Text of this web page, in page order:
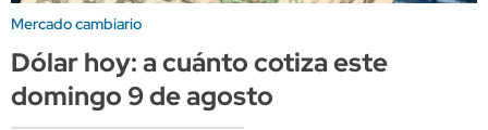
Mercado cambiario
Dólar hoy: a cuánto cotiza este
domingo 9 de agosto